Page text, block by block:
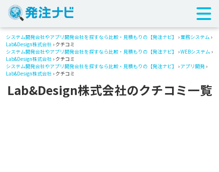
システム開発会社やアプリ開発会社を探すなら比較・見積もりの【発注ナビ】 › 業務システム ›
Lab&Design株式会社 › クチコミ
システム開発会社やアプリ開発会社を探すなら比較・見積もりの【発注ナビ】
›WEBシステム ›
Lab&Design株式会社 › クチコミ
システム開発会社やアプリ開発会社を探すなら比較・見積もりの【発注ナビ】
› アプリ開発 ›
Lab&Design株式会社 › クチコミ
Lab&Design株式会社のクチコミ一覧